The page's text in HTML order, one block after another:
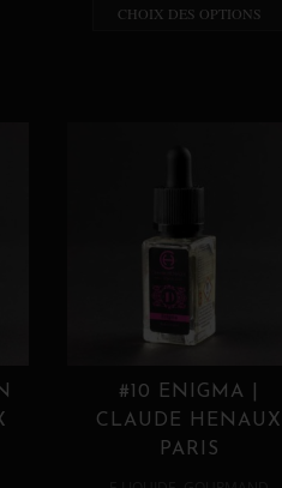
CHOIX DES OPTIONS
#10 ENIGMA |
CLAUDE HENAUX
PARIS